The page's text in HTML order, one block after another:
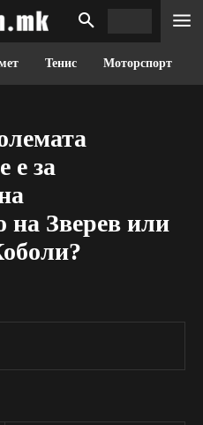
Тенис Моторспорт
е за
на Зверев или